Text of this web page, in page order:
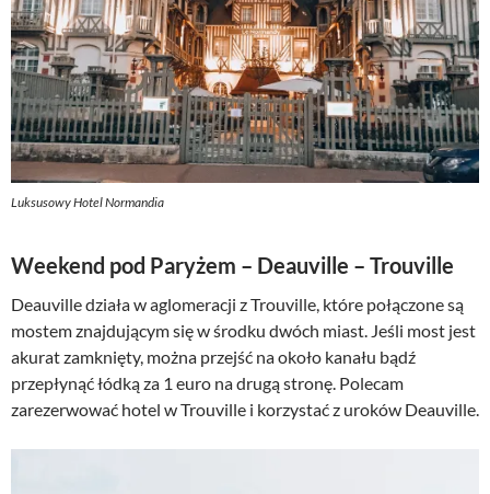
Luksusowy Hotel Normandia
Weekend pod Paryżem – Deauville – Trouville
Deauville działa w aglomeracji z Trouville, które połączone są
mostem znajdującym się w środku dwóch miast. Jeśli most jest
akurat zamknięty, można przejść na około kanału bądź
przepłynąć łódką za 1 euro na drugą stronę. Polecam
zarezerwować hotel w Trouville i korzystać z uroków Deauville.